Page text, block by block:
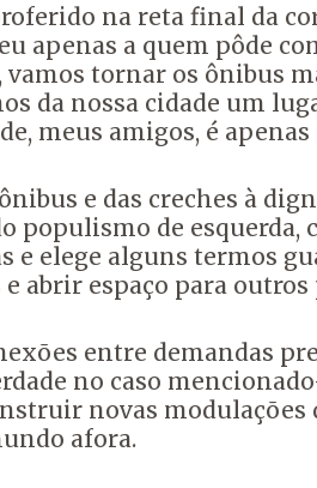
na reta final da
apenas a quem pôde
vamos tornar os ônibus
da nossa cidade um
meus amigos, é
e das creches à
populismo de esquerda,
e elege alguns termos
abrir espaço para
entre demandas
no caso
novas
afora.